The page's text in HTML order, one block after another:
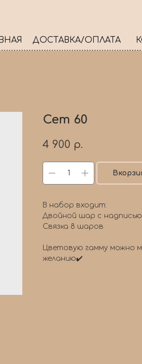
ДОСТАВКА/ОПЛАТА
Сет 60
4 900 р.
В набор входит:
Двойной шар с надписью
Связка 8 шаров
Цветовую гамму можно
желанию✔️